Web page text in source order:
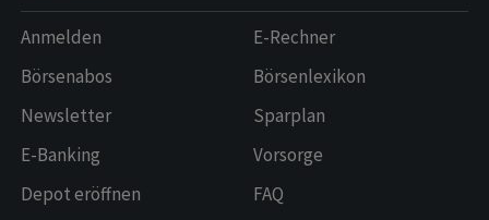
Anmelden
Börsenabos
Newsletter
E-Banking
Depot eröffnen
E-Rechner
Börsenlexikon
Sparplan
Vorsorge
FAQ